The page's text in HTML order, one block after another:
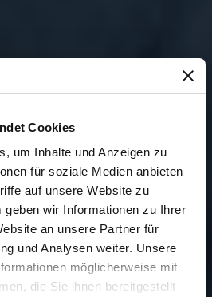
Cookies
um Inhalte und Anzeigen zu
für soziale Medien anbieten
auf unsere Website zu
geben wir Informationen zu Ihrer
an unsere Partner für
und Analysen weiter. Unsere
möglicherweise mit
die Sie ihnen bereitgestellt